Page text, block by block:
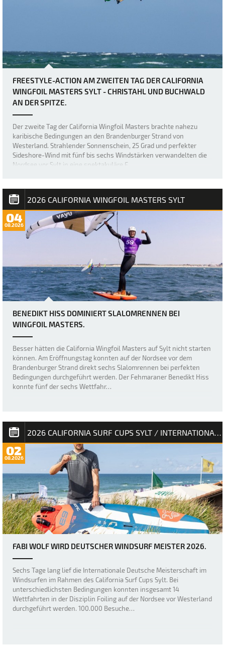
FREESTYLE-ACTION AM ZWEITEN TAG DER CALIFORNIA
WINGFOIL MASTERS SYLT - CHRISTAHL UND BUCHWALD
AN DER SPITZE.
Der zweite Tag der California Wingfoil Masters brachte nahezu
karibische Bedingungen an den Brandenburger Strand von
Westerland. Strahlender Sonnenschein, 25 Grad und perfekter
Sideshore-Wind mit fünf bis sechs Windstärken verwandelten die
Nordsee vor Sylt in eine spektakuläre F…
2026 CALIFORNIA WINGFOIL MASTERS SYLT
04
08.2026
BENEDIKT HISS DOMINIERT SLALOMRENNEN BEI
WINGFOIL MASTERS.
Besser hätten die California Wingfoil Masters auf Sylt nicht starten
können. Am Eröffnungstag konnten auf der Nordsee vor dem
Brandenburger Strand direkt sechs Slalomrennen bei perfekten
Bedingungen durchgeführt werden. Der Fehmaraner Benedikt Hiss
konnte fünf der sechs Wettfahr…
2026 CALIFORNIA SURF CUPS SYLT / INTERNATIONALE DEUTSCHE MEISTERSCHAFT
02
08.2026
FABI WOLF WIRD DEUTSCHER WINDSURF MEISTER 2026.
Sechs Tage lang lief die Internationale Deutsche Meisterschaft im
Windsurfen im Rahmen des California Surf Cups Sylt. Bei
unterschiedlichsten Bedingungen konnten insgesamt 14
Wettfahrten in der Disziplin Foiling auf der Nordsee vor Westerland
durchgeführt werden. 100.000 Besuche…